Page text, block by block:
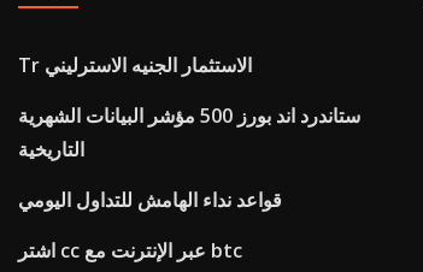
Tr الاستثمار الجنيه الاسترليني
ستاندرد اند بورز 500 مؤشر البيانات الشهرية
التاريخية
قواعد نداء الهامش للتداول اليومي
اشتر cc عبر الإنترنت مع btc